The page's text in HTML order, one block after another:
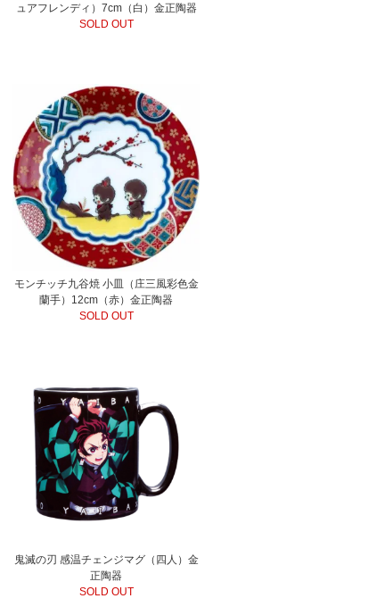
ュアフレンディ）7cm（白）金正陶器
SOLD OUT
モンチッチ九谷焼 小皿（庄三風彩色金
蘭手）12cm（赤）金正陶器
SOLD OUT
鬼滅の刃 感温チェンジマグ（四人）金
正陶器
SOLD OUT